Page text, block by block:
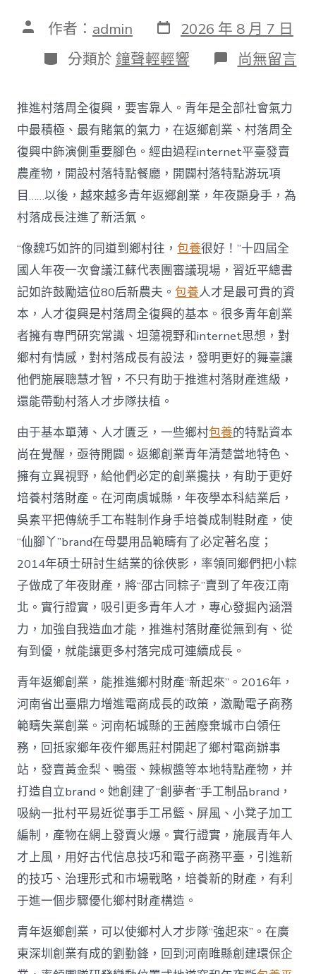
文 作者： admin 發
表
日
期
2026 年 8 月 7 日
分
類
分類於 鐘聲輕輕響 在
〈為
落
財
產
復
興
注
進
人
水
甜
心
寶
物
查
包
養
網
_
中
中
尚無留言
推進村落周全復興，要害靠人。青年是全部社會氣力
中最積極、最有賭氣的氣力，在返鄉創業、村落周全
復興中飾演側重要腳色。經由過程internet平臺發賣
農產物，開設村落特點餐廳，開闢村落特點游玩項
目……以後，越來越多青年返鄉創業，年夜顯身手，為
村落成長注進了新活氣。
“像魏巧如許的同道到鄉村往，包養很好！”十四屆全
國人年夜一次會議江蘇代表團審議現場，習近平總書
記如許鼓勵這位80后新農夫。包養人才是最可貴的資
本，人才復興是村落周全復興的基本。很多青年創業
者擁有專門研究常識、坦蕩視野和internet思想，對
鄉村有情感，對村落成長有設法，發明更好的舞臺讓
他們施展聰慧才智，不只有助于推進村落財產進級，
還能帶動村落人才步隊扶植。
由于基本單薄、人才匱乏，一些鄉村包養的特點資本
尚在覺醒，亟待開闢。返鄉創業青年清楚當地特色、
擁有立異視野，給他們必定的創業攙扶，有助于更好
培養村落財產。在河南虞城縣，年夜學本科結業后，
吳素平把傳統手工布鞋制作身手培養成制鞋財產，使
“仙腳丫”brand在母嬰用品範疇有了必定著名度；
2014年碩士研討生結業的徐俠影，率領同鄉們把小粽
子做成了年夜財產，將“邵古同粽子”賣到了年夜江南
北。實行證實，吸引更多青年人才，專心發掘內涵潛
力，加強自我造血才能，推進村落財產從無到有、從
有到優，就能讓更多村落完成可連續成長。
青年返鄉創業，能推進鄉村財產“新起來”。2016年，
河南省出臺鼎力增進電商成長的政策，激勵電子商務
範疇失業創業。河南柘城縣的王茜廢棄城市白領任
務，回抵家鄉年夜仵鄉馬莊村開起了鄉村電商辦事
站，發賣黃金梨、鴨蛋、辣椒醬等本地特點產物，并
打造自立brand。她創建了“創夢者”手工制品brand，
吸納一批村平易近從事手工吊籃、屏風、小凳子加工
編制，產物在網上發賣火爆。實行證實，施展青年人
才上風，用好古代信息技巧和電子商務平臺，引進新
的技巧、治理形式和市場戰略，培養新的財產，有利
于進一個步驟優化鄉村財產構造。
青年返鄉創業，可以使鄉村人才步隊“強起來”。在廣
東深圳創業有成的劉勤鋒，回到河南睢縣創建環保企